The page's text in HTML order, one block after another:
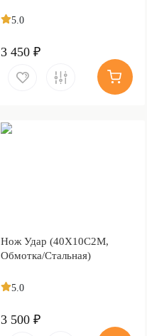
5.0
3 450 ₽
Нож Удар (40Х10С2М,
Обмотка/Стальная)
5.0
3 500 ₽